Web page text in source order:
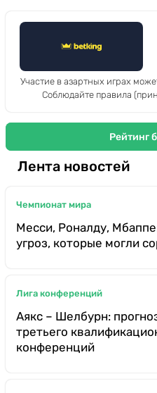
Участие в азартных играх
Соблюдайте правила
Рейтинг
Лента новостей
Чемпионат мира
Месси, Роналду,
угроз, которые могли
Лига конференций
Аякс – Шелбурн:
третьего
конференций